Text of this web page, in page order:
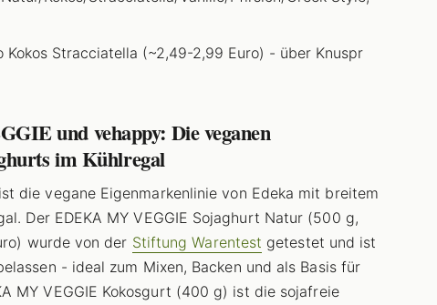
Kokos Stracciatella (~2,49-2,99 Euro) - über Knuspr
und vehappy: Die veganen
im Kühlregal
ist die vegane Eigenmarkenlinie von Edeka mit breitem
Der EDEKA MY VEGGIE Sojaghurt Natur (500 g,
wurde von der Stiftung Warentest getestet und ist
- ideal zum Mixen, Backen und als Basis für
MY VEGGIE Kokosgurt (400 g) ist die sojafreie